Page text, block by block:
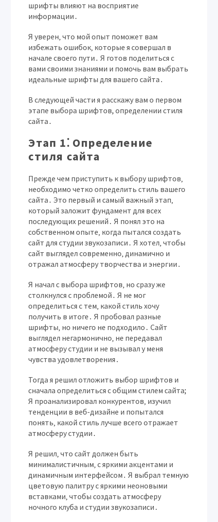
шрифты влияют на восприятие
информации․
Я уверен‚ что мой опыт поможет вам
избежать ошибок‚ которые я совершал в
начале своего пути․ Я готов поделиться с
вами своими знаниями и помочь вам выбрать
идеальные шрифты для вашего сайта․
В следующей части я расскажу вам о первом
этапе выбора шрифтов, определении стиля
сайта․
Этап 1⁚ Определение
стиля сайта
Прежде чем приступить к выбору шрифтов‚
необходимо четко определить стиль вашего
сайта․ Это первый и самый важный этап‚
который заложит фундамент для всех
последующих решений․ Я понял это на
собственном опыте‚ когда пытался создать
сайт для студии звукозаписи․ Я хотел‚ чтобы
сайт выглядел современно‚ динамично и
отражал атмосферу творчества и энергии․
Я начал с выбора шрифтов‚ но сразу же
столкнулся с проблемой․ Я не мог
определиться с тем‚ какой стиль хочу
получить в итоге․ Я пробовал разные
шрифты‚ но ничего не подходило․ Сайт
выглядел негармонично‚ не передавал
атмосферу студии и не вызывал у меня
чувства удовлетворения․
Тогда я решил отложить выбор шрифтов и
сначала определиться с общим стилем сайта;
Я проанализировал конкурентов‚ изучил
тенденции в веб-дизайне и попытался
понять‚ какой стиль лучше всего отражает
атмосферу студии․
Я решил‚ что сайт должен быть
минималистичным‚ с яркими акцентами и
динамичным интерфейсом․ Я выбрал темную
цветовую палитру с яркими неоновыми
вставками‚ чтобы создать атмосферу
ночного клуба и студии звукозаписи․